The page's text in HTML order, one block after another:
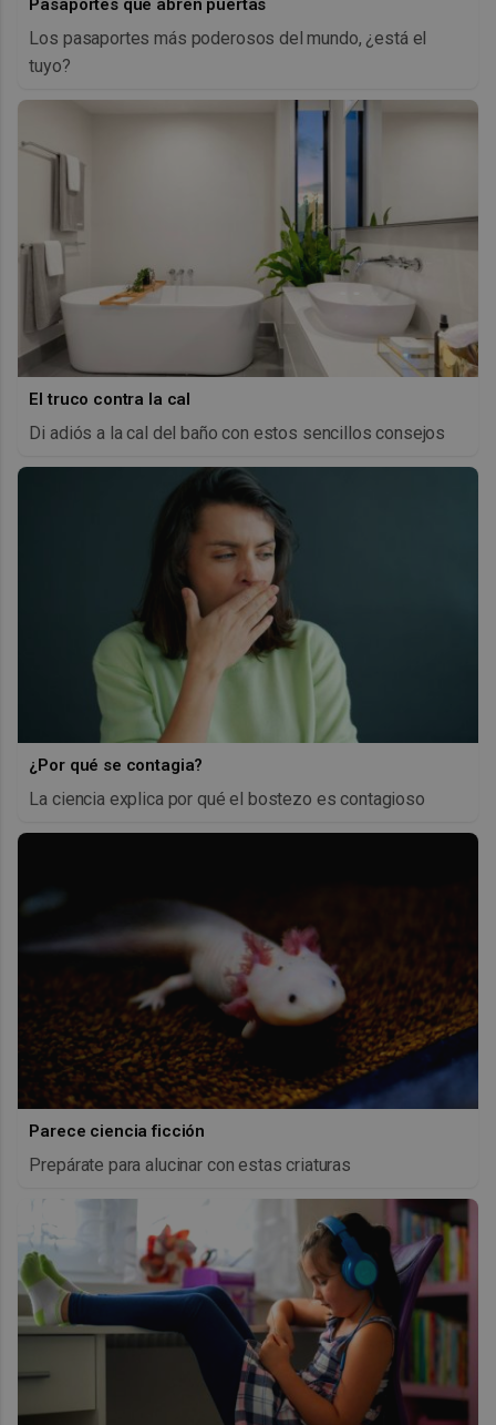
Pasaportes que abren puertas
Los pasaportes más poderosos del mundo, ¿está el
tuyo?
El truco contra la cal
Di adiós a la cal del baño con estos sencillos consejos
¿Por qué se contagia?
La ciencia explica por qué el bostezo es contagioso
Parece ciencia ficción
Prepárate para alucinar con estas criaturas